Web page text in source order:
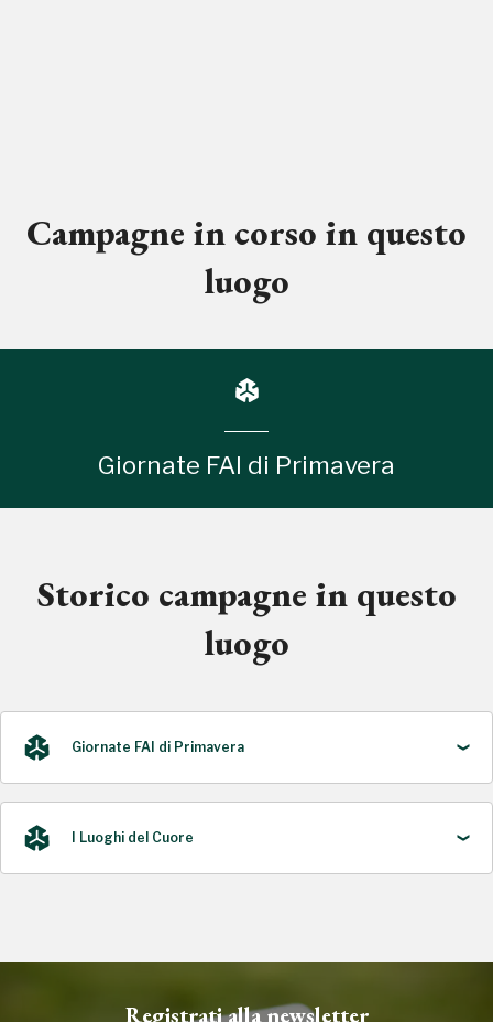
Campagne in corso in questo
luogo
Giornate FAI di Primavera
Storico campagne in questo
luogo
Giornate FAI di Primavera
I Luoghi del Cuore
Registrati alla newsletter